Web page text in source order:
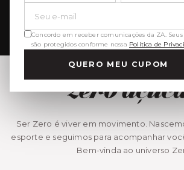
Concordo em receber comunicações da ZA. Seus
são protegidos conforme nossa Política de
QUERO MEU CUPOM
Inscrever-se
Ser Zero é viver em movimento.
esporte e seguimos para acompanhar
Bem-vinda ao universo